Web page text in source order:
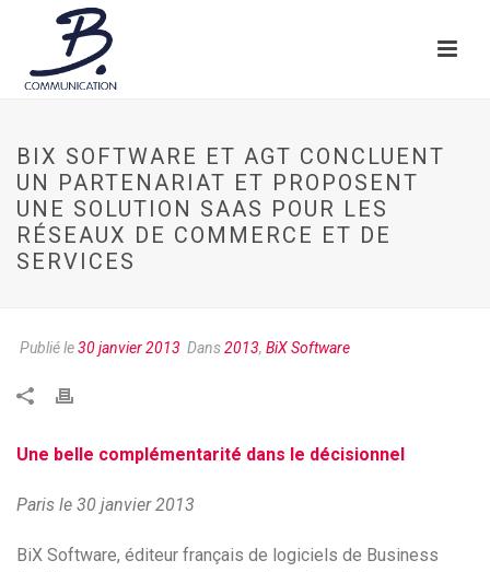
BIX SOFTWARE ET AGT CONCLUENT
UN PARTENARIAT ET PROPOSENT
UNE SOLUTION SAAS POUR LES
RÉSEAUX DE COMMERCE ET DE
SERVICES
Publié le30 janvier 2013 Dans2013, BiX Software
Une belle complémentarité dans le décisionnel
Paris le 30 janvier 2013
BiX Software, éditeur français de logiciels de Business